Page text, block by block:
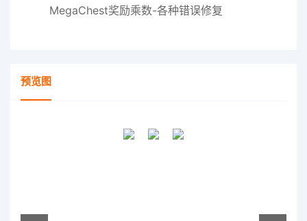
MegaChest奖励乘数-各种错误修复
预览图